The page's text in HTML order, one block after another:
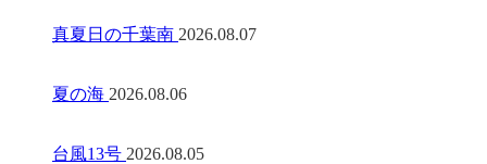
真夏日の千葉南 2026.08.07
夏の海 2026.08.06
台風13号 2026.08.05